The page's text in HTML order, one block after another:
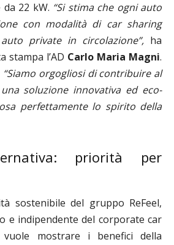
22 kW. “Si stima che ogni auto
con modalità di car sharing
private in circolazione”, ha
stampa l’AD Carlo Maria Magni.
“Siamo orgogliosi di contribuire al
soluzione innovativa ed eco-
perfettamente lo spirito della
priorità per
sostenibile del gruppo ReFeel,
e indipendente del corporate car
vuole mostrare i benefici della